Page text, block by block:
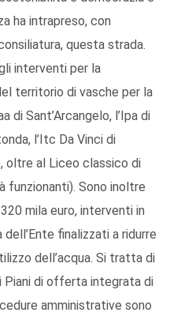
ha intrapreso, con
questa strada.
interventi per la
territorio di vasche per la
di Sant’Arcangelo, l’Ipa di
l’Itc Da Vinci di
oltre al Liceo classico di
funzionanti). Sono inoltre
mila euro, interventi in
finalizzati a ridurre
dell’acqua. Si tratta di
Piani di offerta integrata di
amministrative sono